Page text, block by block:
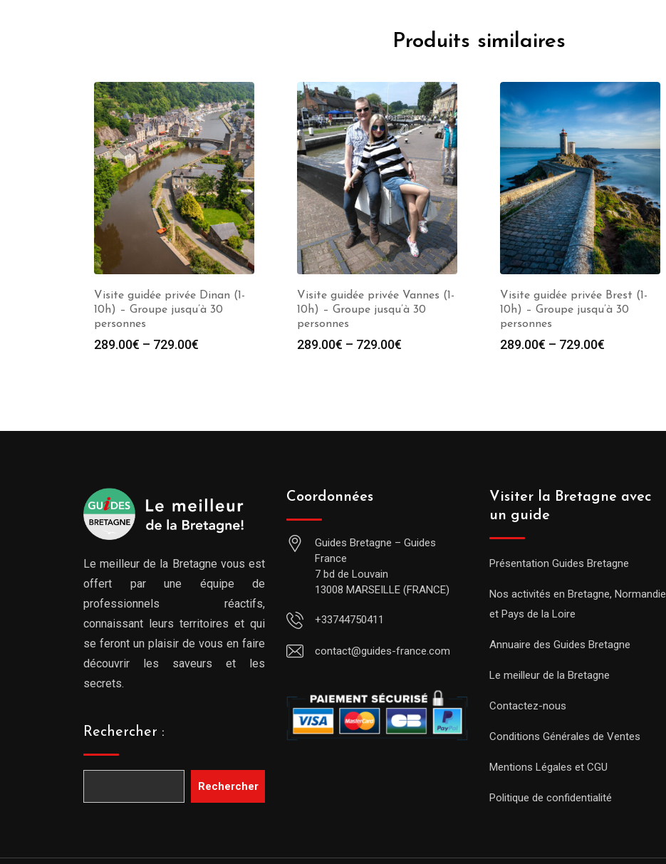
Produits similaires
Visite guidée privée Dinan (1-
10h) – Groupe jusqu’à 30
personnes
289.00€ – 729.00€
Visite guidée privée Vannes (1-
10h) – Groupe jusqu’à 30
personnes
289.00€ – 729.00€
Visite guidée privée Brest (1-
10h) – Groupe jusqu’à 30
personnes
289.00€ – 729.00€
Le meilleur de la Bretagne vous est
offert par une équipe de
professionnels réactifs,
connaissant leurs territoires et qui
se feront un plaisir de vous en faire
découvrir les saveurs et les
secrets.
Rechercher :
Rechercher
Coordonnées
Guides Bretagne – Guides
France
7 bd de Louvain
13008 MARSEILLE (FRANCE)
+33744750411
contact@guides-france.com
Visiter la Bretagne avec
un guide
Présentation Guides Bretagne
Nos activités en Bretagne, Normandie
et Pays de la Loire
Annuaire des Guides Bretagne
Le meilleur de la Bretagne
Contactez-nous
Conditions Générales de Ventes
Mentions Légales et CGU
Politique de confidentialité